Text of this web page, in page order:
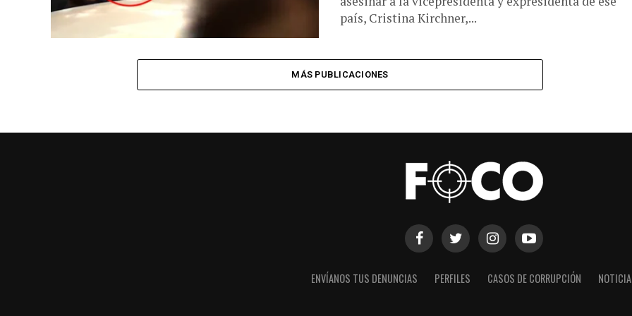
país, Cristina Kirchner,...
MÁS PUBLICACIONES
ENVÍANOS TUS DENUNCIAS PERFILES CASOS DE CORRUPCIÓN